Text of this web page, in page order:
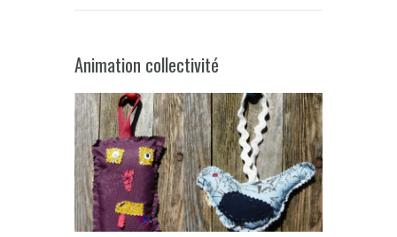
Animation collectivité